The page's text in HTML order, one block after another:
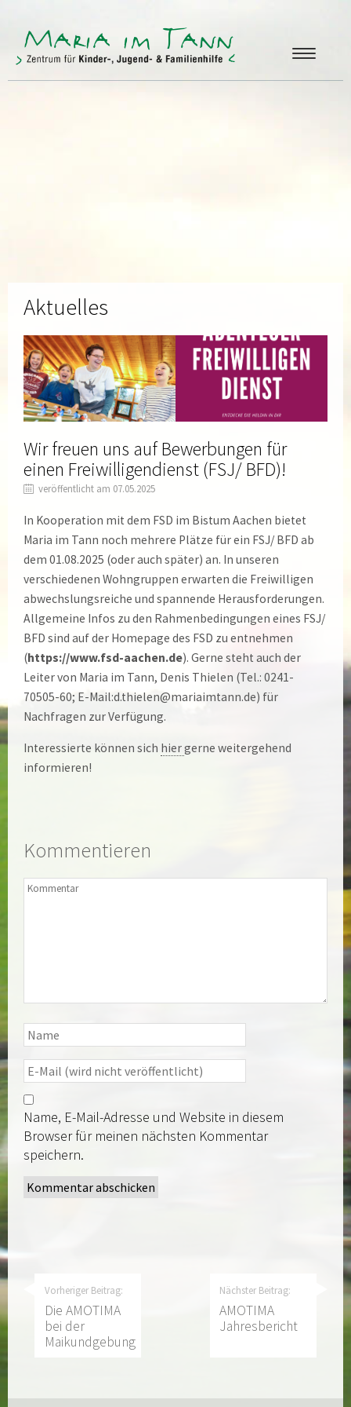
Aktuelles
Wir freuen uns auf Bewerbungen für
einen Freiwilligendienst (FSJ/ BFD)!
veröffentlicht am 07.05.2025
In Kooperation mit dem FSD im Bistum Aachen bietet
Maria im Tann noch mehrere Plätze für ein FSJ/ BFD ab
dem 01.08.2025 (oder auch später) an. In unseren
verschiedenen Wohngruppen erwarten die Freiwilligen
abwechslungsreiche und spannende Herausforderungen.
Allgemeine Infos zu den Rahmenbedingungen eines FSJ/
BFD sind auf der Homepage des FSD zu entnehmen
(https://www.fsd-aachen.de). Gerne steht auch der
Leiter von Maria im Tann, Denis Thielen (Tel.: 0241-
70505-60; E-Mail:d.thielen@mariaimtann.de) für
Nachfragen zur Verfügung.
Interessierte können sich hiergerne weitergehend
informieren!
Kommentieren
Name, E-Mail-Adresse und Website in diesem
Browser für meinen nächsten Kommentar
speichern.
Vorheriger Beitrag:
Die AMOTIMA
bei der
Maikundgebung
Nächster Beitrag:
AMOTIMA
Jahresbericht